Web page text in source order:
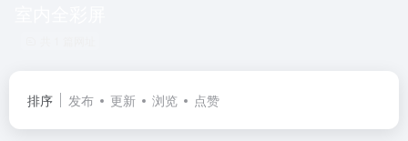
排序 发布 更新 浏览 点赞